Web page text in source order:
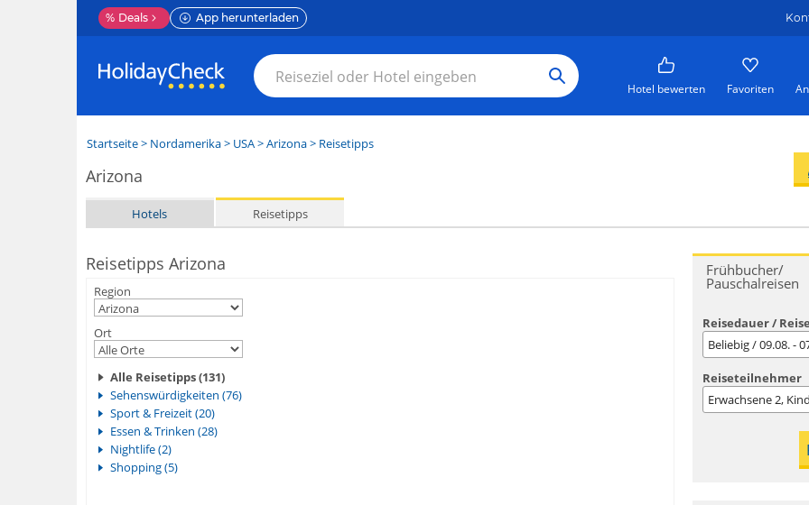
% Deals App herunterladen
Hotel bewerten Favoriten
Startseite> Nordamerika> USA>Arizona> Reisetipps
Arizona
Hotels Reisetipps
Reisetipps Arizona
Region
Ort
Alle Reisetipps (131)
Sehenswürdigkeiten (76)
Sport & Freizeit (20)
Essen & Trinken (28)
Nightlife (2)
Shopping (5)
Frühbucher/
Pauschalreisen
Reisedauer /
Beliebig / 09.08. -
Reiseteilnehmer
Erwachsene2,